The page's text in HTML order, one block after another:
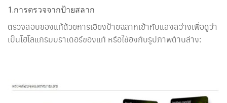
1.การตรวจจากป้ายสลาก
ตรวจสอบของแท้ด้วยการเอียงป้ายฉลากเข้ากับแสงสว่างเพื่อดูว่า
เป็นโฮโลแกรมบราเดอร์ของแท้ หรือใช้อิงกับรูปภาพด้านล่าง: